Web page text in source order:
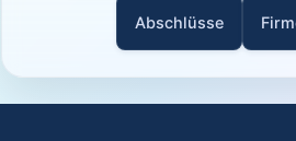
Abschlüsse